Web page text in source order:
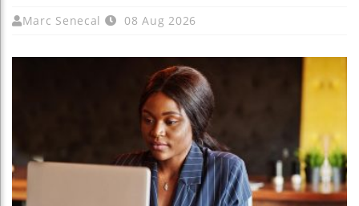
Marc Senecal 08 Aug 2026